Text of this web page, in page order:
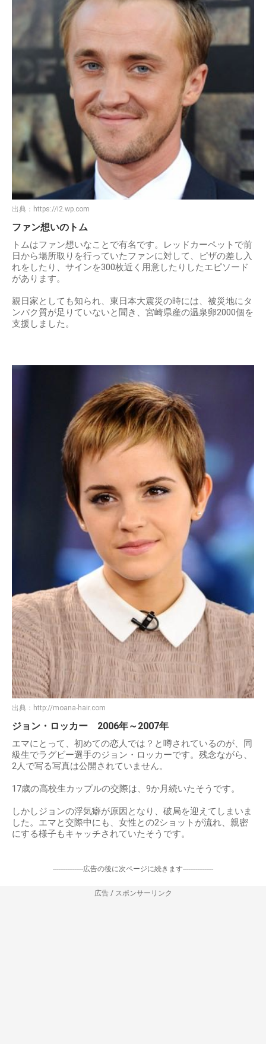
出典： https://i2.wp.com
ファン想いのトム
トムはファン想いなことで有名です。レッドカーペットで前
日から場所取りを行っていたファンに対して、ピザの差し入
れをしたり、サインを300枚近く用意したりしたエピソード
があります。
親日家としても知られ、東日本大震災の時には、被災地にタ
ンパク質が足りていないと聞き、宮崎県産の温泉卵2000個を
支援しました。
出典： http://moana-hair.com
ジョン・ロッカー 2006年～2007年
エマにとって、初めての恋人では？と噂されているのが、同
級生でラグビー選手のジョン・ロッカーです。残念ながら、
2人で写る写真は公開されていません。
17歳の高校生カップルの交際は、9か月続いたそうです。
しかしジョンの浮気癖が原因となり、破局を迎えてしまいま
した。エマと交際中にも、女性との2ショットが流れ、親密
にする様子もキャッチされていたそうです。
-----------------広告の後に次ページに続きます-----------------
広告 / スポンサーリンク